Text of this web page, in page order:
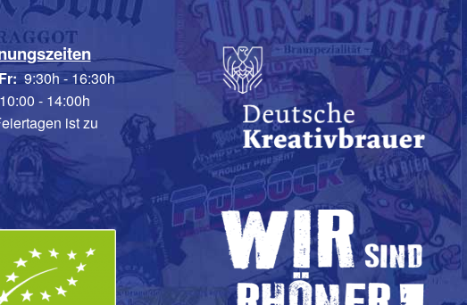
9:30h - 16:30h
10:00 - 14:00h
ist zu